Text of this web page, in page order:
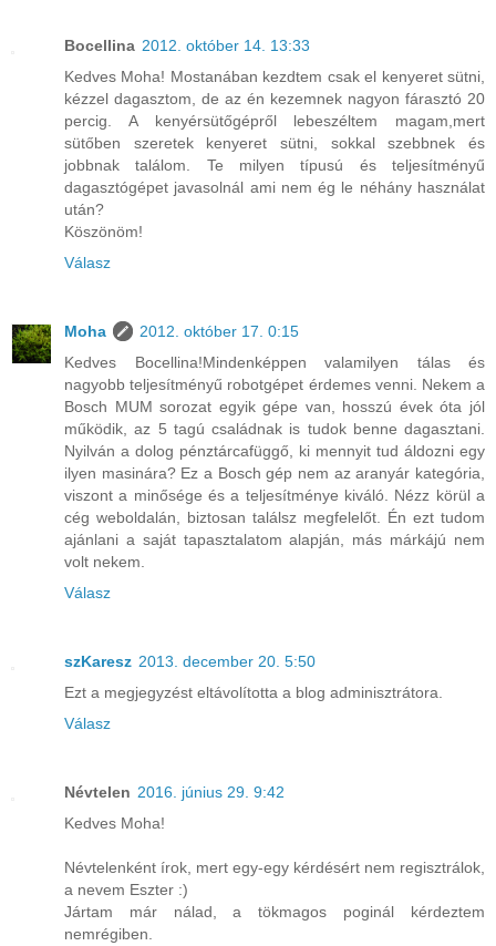
Bocellina 2012. október 14. 13:33
Kedves Moha! Mostanában kezdtem csak el kenyeret sütni,
kézzel dagasztom, de az én kezemnek nagyon fárasztó 20
percig. A kenyérsütőgépről lebeszéltem magam,mert
sütőben szeretek kenyeret sütni, sokkal szebbnek és
jobbnak találom. Te milyen típusú és teljesítményű
dagasztógépet javasolnál ami nem ég le néhány használat
után?
Köszönöm!
Válasz
Moha
2012. október 17. 0:15
Kedves Bocellina!Mindenképpen valamilyen tálas és
nagyobb teljesítményű robotgépet érdemes venni. Nekem a
Bosch MUM sorozat egyik gépe van, hosszú évek óta jól
működik, az 5 tagú családnak is tudok benne dagasztani.
Nyilván a dolog pénztárcafüggő, ki mennyit tud áldozni egy
ilyen masinára? Ez a Bosch gép nem az aranyár kategória,
viszont a minősége és a teljesítménye kiváló. Nézz körül a
cég weboldalán, biztosan találsz megfelelőt. Én ezt tudom
ajánlani a saját tapasztalatom alapján, más márkájú nem
volt nekem.
Válasz
szKaresz 2013. december 20. 5:50
Ezt a megjegyzést eltávolította a blog adminisztrátora.
Válasz
Névtelen 2016. június 29. 9:42
Kedves Moha!
Névtelenként írok, mert egy-egy kérdésért nem regisztrálok,
a nevem Eszter :)
Jártam már nálad, a tökmagos poginál kérdeztem
nemrégiben.